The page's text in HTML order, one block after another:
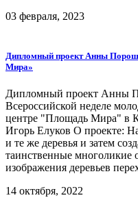
03 февраля, 2023
Дипломный проект Анны
Мира»
Дипломный проект Анны
Всероссийской неделе
центре "Площадь Мира" в
Игорь Елуков О проекте:
и те же деревья и затем
таинственные многоликие
изображения деревьев
14 октября, 2022